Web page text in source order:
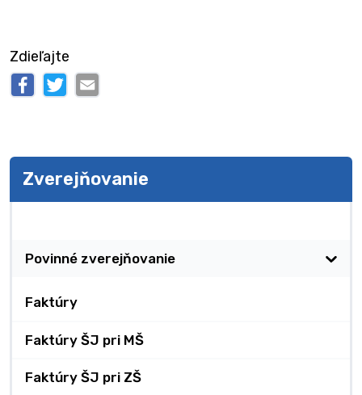
Zdieľajte
Zverejňovanie
Povinné zverejňovanie
Faktúry
Faktúry ŠJ pri MŠ
Faktúry ŠJ pri ZŠ